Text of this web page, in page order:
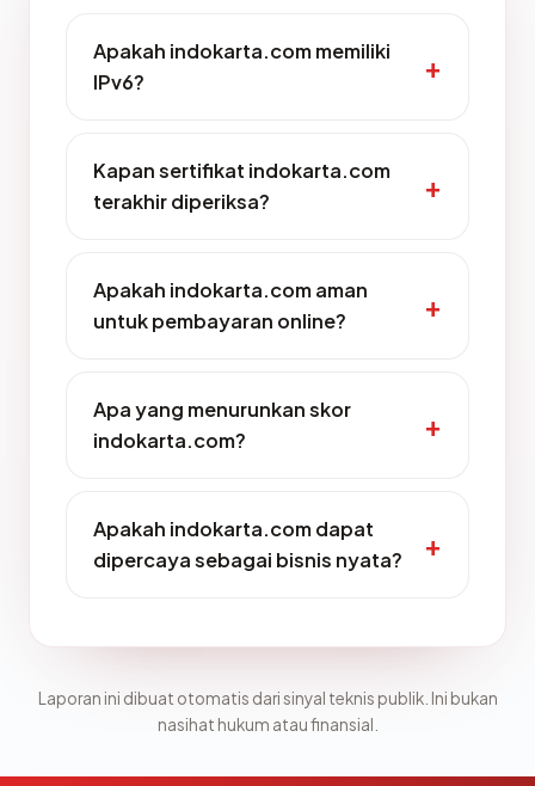
Apakah indokarta.com memiliki
IPv6?
Kapan sertifikat indokarta.com
terakhir diperiksa?
Apakah indokarta.com aman
untuk pembayaran online?
Apa yang menurunkan skor
indokarta.com?
Apakah indokarta.com dapat
dipercaya sebagai bisnis nyata?
Laporan ini dibuat otomatis dari sinyal teknis publik. Ini bukan
nasihat hukum atau finansial.